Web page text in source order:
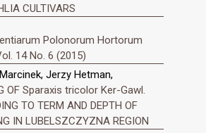
CULTIVARS
Polonorum Hortorum
14 No. 6 (2015)
Jerzy Hetman,
OF Sparaxis tricolor Ker-Gawl.
TO TERM AND DEPTH OF
IN LUBELSZCZYZNA REGION